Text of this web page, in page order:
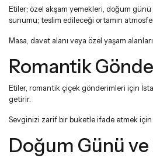
Etiler; özel akşam yemekleri, doğum
sunumu; teslim edileceği ortamın
Masa, davet alanı veya özel yaşam
Romantik
Etiler, romantik çiçek gönderimleri için
getirir.
Sevginizi zarif bir buketle ifade etmek için
Doğum Günü